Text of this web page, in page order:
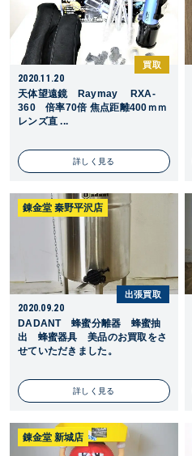
買取
2020.11.20
天体望遠鏡 Raymay RXA-
360 倍率70倍 焦点距離400ｍｍ
レンズ直 ...
詳しく見る
錬金堂 秦野平沢店
出張買取
2020.09.20
DADANT 蜂蜜分離器 蜂蜜抽
出 蜂蜜器具 美品のお買取をさ
せていただきました。
詳しく見る
錬金堂 新城店